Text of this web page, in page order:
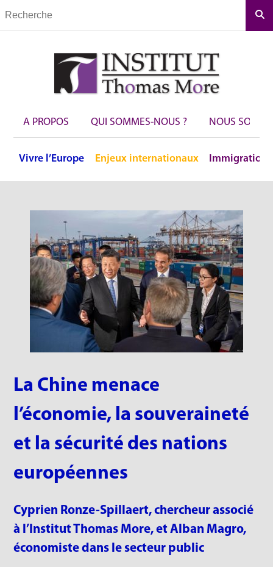
A PROPOS QUI SOMMES-NOUS ? NOUS
Vivre l’Europe Enjeux internationaux Immigration
La Chine menace
l’économie, la souveraineté
et la sécurité des nations
européennes
Cyprien Ronze-Spillaert, chercheur associé
à l’Institut Thomas More, et Alban Magro,
économiste dans le secteur public